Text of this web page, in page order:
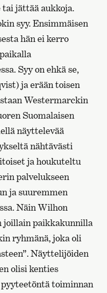
tai jättää aukkoja.
syy. Ensimmäisen
hän ei kerro
Syy on ehkä se,
ja erään toisen
Westermarckin
Suomalaisen
näyttelevää
nähtävästi
ja houkuteltu
palvelukseen
ja suuremmen
Näin Wilhon
joillain paikkakunnilla
ryhmänä, joka oli
Näyttelijöiden
olisi kenties
toiminnan